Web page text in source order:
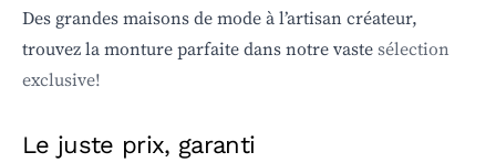
Des grandes maisons de mode à l’artisan créateur,
trouvez la monture parfaite dans notre vastesélection
exclusive!
Le juste prix, garanti